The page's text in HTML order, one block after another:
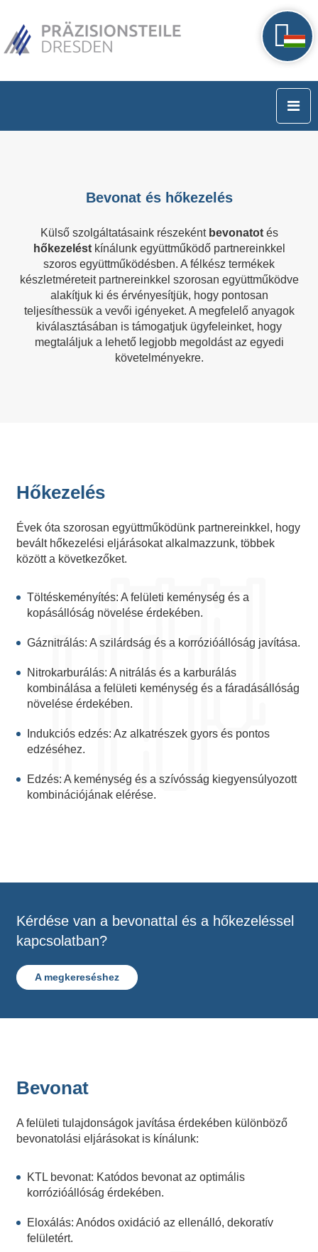
Bevonat és hőkezelés
Külső szolgáltatásaink részeként bevonatot és
hőkezelést kínálunk együttműködő partnereinkkel
szoros együttműködésben. A félkész termékek
készletméreteit partnereinkkel szorosan együttműködve
alakítjuk ki és érvényesítjük, hogy pontosan
teljesíthessük a vevői igényeket. A megfelelő anyagok
kiválasztásában is támogatjuk ügyfeleinket, hogy
megtaláljuk a lehető legjobb megoldást az egyedi
követelményekre.
Hőkezelés
Évek óta szorosan együttműködünk partnereinkkel, hogy
bevált hőkezelési eljárásokat alkalmazzunk, többek
között a következőket.
Töltéskeményítés: A felületi keménység és a
kopásállóság növelése érdekében.
Gáznitrálás: A szilárdság és a korrózióállóság javítása.
Nitrokarburálás: A nitrálás és a karburálás
kombinálása a felületi keménység és a fáradásállóság
növelése érdekében.
Indukciós edzés: Az alkatrészek gyors és pontos
edzéséhez.
Edzés: A keménység és a szívósság kiegyensúlyozott
kombinációjának elérése.
Kérdése van a bevonattal és a hőkezeléssel
kapcsolatban?
A megkereséshez
Bevonat
A felületi tulajdonságok javítása érdekében különböző
bevonatolási eljárásokat is kínálunk:
KTL bevonat: Katódos bevonat az optimális
korrózióállóság érdekében.
Eloxálás: Anódos oxidáció az ellenálló, dekoratív
felületért.